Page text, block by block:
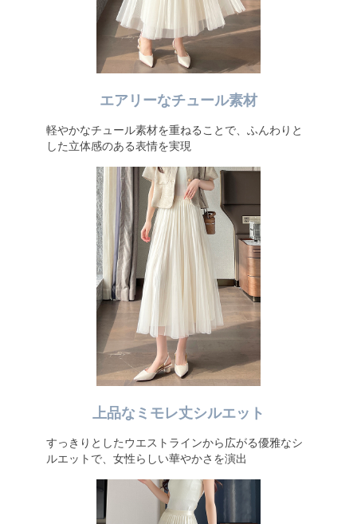
エアリーなチュール素材
軽やかなチュール素材を重ねることで、ふんわりと
した立体感のある表情を実現
上品なミモレ丈シルエット
すっきりとしたウエストラインから広がる優雅なシ
ルエットで、女性らしい華やかさを演出